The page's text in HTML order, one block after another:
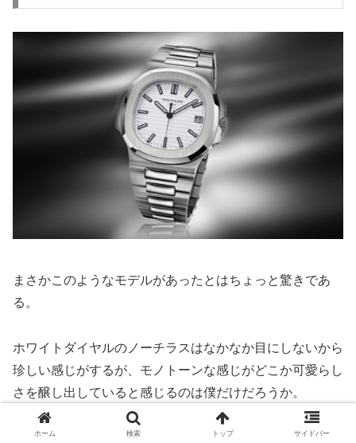
まさかこのようなモデルがあったとはちょっと驚きであ
る。
ホワイトダイヤルのノーチラスはなかなか目にしないから
珍しい感じがするが、モノトーンな感じがどこか可愛らし
さを醸し出していると感じるのは僕だけだろうか。
漫画カフェがそのままダイヤルに詰まっているような、そ
ホーム 検索 トップ サイドバー